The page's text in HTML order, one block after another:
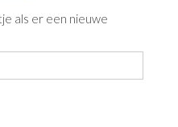
als er een nieuwe